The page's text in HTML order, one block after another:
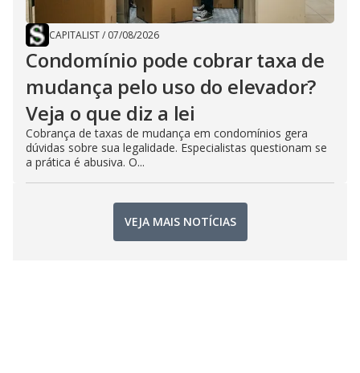
CAPITALIST/ 07/08/2026
Condomínio pode cobrar taxa de
mudança pelo uso do elevador?
Veja o que diz a lei
Cobrança de taxas de mudança em condomínios gera
dúvidas sobre sua legalidade. Especialistas questionam se
a prática é abusiva. O...
VEJA MAIS NOTÍCIAS